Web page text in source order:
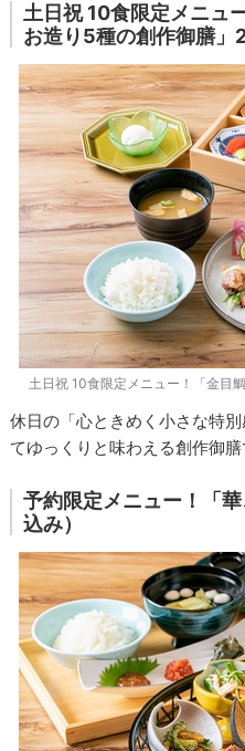
土日祝 10食限定メニュ
お造り5種の創作御膳」
土日祝 10食限定メニュー！「金目
休日の「心ときめく小さな特
てゆっくりと味わえる創作御膳
予約限定メニュー！「
込み）